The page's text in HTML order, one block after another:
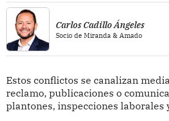
Carlos Cadillo Ángeles
Socio de Miranda & Amado
Estos conflictos se canalizan
reclamo, publicaciones o
plantones, inspecciones laborales